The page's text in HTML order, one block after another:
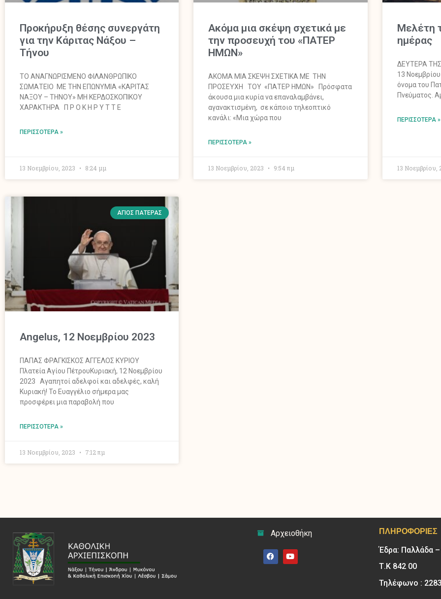
Προκήρυξη θέσης συνεργάτη
για την Κάριτας Νάξου –
Τήνου
ΤΟ ΑΝΑΓΝΩΡΙΣΜΕΝΟ ΦΙΛΑΝΘΡΩΠΙΚΟ
ΣΩΜΑΤΕΙΟ ΜΕ ΤΗΝ ΕΠΩΝΥΜΙΑ «ΚΑΡΙΤΑΣ
ΝΑΞΟΥ – ΤΗΝΟΥ» ΜΗ ΚΕΡΔΟΣΚΟΠΙΚΟΥ
ΧΑΡΑΚΤΗΡΑ Π Ρ Ο Κ Η Ρ Υ Τ Τ Ε
ΠΕΡΙΣΣΌΤΕΡΑ »
13 Νοεμβρίου, 2023 8:24 μμ
Ακόμα μια σκέψη σχετικά με
την προσευχή του «ΠΑΤΕΡ
ΗΜΩΝ»
ΑΚΟΜΑ ΜΙΑ ΣΚΕΨΗ ΣΧΕΤΙΚΑ ΜΕ ΤΗΝ
ΠΡΟΣΕΥΧΗ ΤΟΥ «ΠΑΤΕΡ ΗΜΩΝ» Πρόσφατα
άκουσα μια κυρία να επαναλαμβάνει,
αγανακτισμένη, σε κάποιο τηλεοπτικό
κανάλι: «Μια χώρα που
ΠΕΡΙΣΣΌΤΕΡΑ »
13 Νοεμβρίου, 2023 9:54 πμ
Mελέτη
ημέρας
ΔΕΥΤΕΡΑ
13
όνομα του
Πνεύματος.
ΠΕΡΙΣΣΌΤΕΡΑ »
13 Νοεμβρίου,
ΆΓΙΟΣ ΠΑΤΈΡΑΣ
Angelus, 12 Νοεμβρίου 2023
ΠΑΠΑΣ ΦΡΑΓΚΙΣΚΟΣ ΑΓΓΕΛΟΣ ΚΥΡΙΟΥ
Πλατεία Αγίου ΠέτρουΚυριακή, 12 Νοεμβρίου
2023 Αγαπητοί αδελφοί και αδελφές, καλή
Κυριακή! Το Ευαγγέλιο σήμερα μας
προσφέρει μια παραβολή που
ΠΕΡΙΣΣΌΤΕΡΑ »
13 Νοεμβρίου, 2023 7:12 πμ
Αρχειοθήκη
ΠΛΗΡΟΦΟΡΊΕΣ
Έδρα: Παλλάδα
Τ.Κ 842 00
Τηλέφωνο :